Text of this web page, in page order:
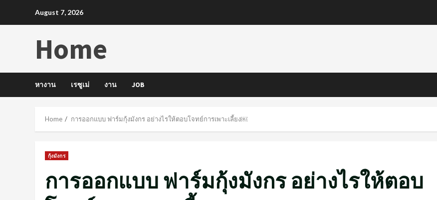
August 7, 2026
Home
หางาน เรซูเม่ งาน JOB
Home การออกแบบ ฟาร์มกุ้งมังกร อย่างไรให้ตอบโจทย์การเพาะเลี้ยง￼
กุ้งมังกร
การออกแบบ ฟาร์มกุ้งมังกร อย่างไรให้ตอบ